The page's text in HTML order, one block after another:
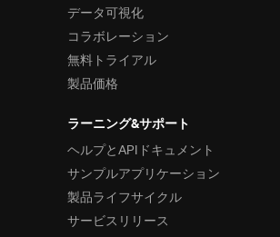
AngularJS との連携
TypeScript の使用
ファイナンシャル チャート
カテゴリ チャート
ドーナツ型チャート
円チャート
ファンネル チャート
データ可視化
コラボレーション
無料トライアル
製品価格
ラーニング&サポート
ヘルプとAPIドキュメント
サンプルアプリケーション
製品ライフサイクル
サービスリリース